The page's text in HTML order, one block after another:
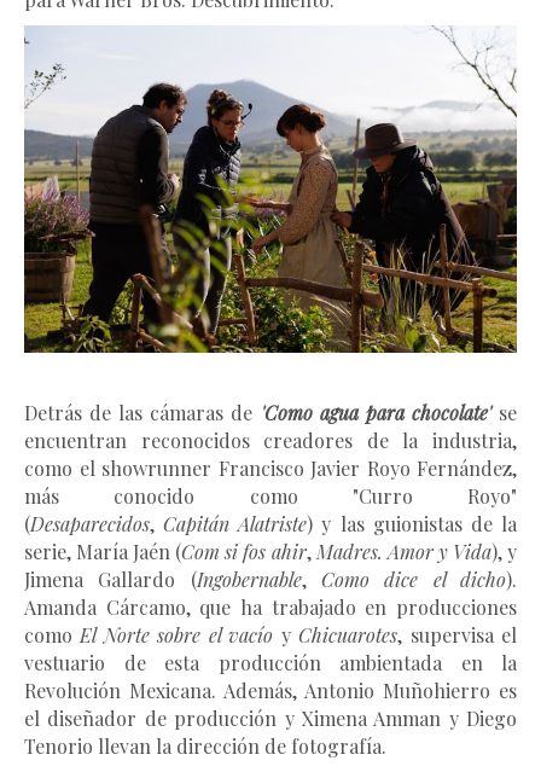
Detrás de las cámaras de 'Como agua para chocolate'se
encuentran reconocidos creadores de la industria,
como el showrunner Francisco Javier Royo Fernández,
más conocido como "Curro Royo"
(Desaparecidos,Capitán Alatriste) y las guionistas de la
serie, María Jaén (Com si fos ahir, Madres. Amor y Vida), y
Jimena Gallardo (Ingobernable,Como dice el dicho).
Amanda Cárcamo, que ha trabajado en producciones
como El Norte sobre el vacío yChicuarotes, supervisa el
vestuario de esta producción ambientada en la
Revolución Mexicana. Además, Antonio Muñohierro es
el diseñador de producción y Ximena Amman y Diego
Tenorio llevan la dirección de fotografía.